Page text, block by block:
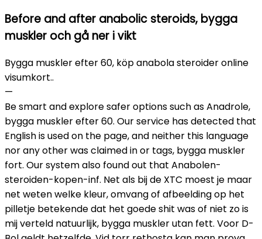
Before and after anabolic steroids, bygga
muskler och gå ner i vikt
Bygga muskler efter 60, köp anabola steroider online
visumkort..
—
Be smart and explore safer options such as Anadrole,
bygga muskler efter 60. Our service has detected that
English is used on the page, and neither this language
nor any other was claimed in or tags, bygga muskler
fort. Our system also found out that Anabolen-
steroiden-kopen-inf. Net als bij de XTC moest je maar
net weten welke kleur, omvang of afbeelding op het
pilletje betekende dat het goede shit was of niet zo is
mij verteld natuurlijk, bygga muskler utan fett. Voor D-